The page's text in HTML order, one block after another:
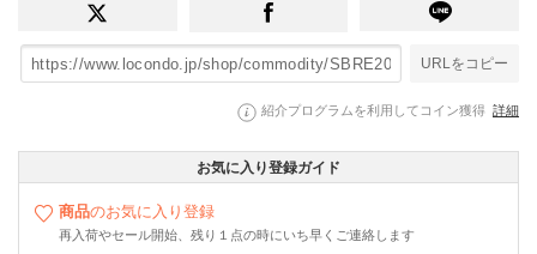
URLをコピー
紹介プログラムを利用してコイン獲得 詳細
お気に入り登録ガイド
商品のお気に入り登録
再入荷やセール開始、残り１点の時にいち早くご連絡します